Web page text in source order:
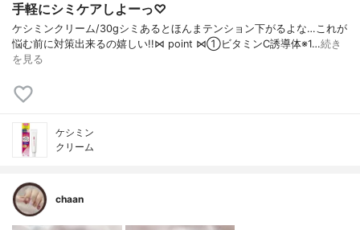
手軽にシミケアしよーっ♡
ケシミンクリーム/30g シミあるとほんまテンション下がるよな… これが
悩む前に対策出来るの嬉しい!! ⋈ point ⋈ ①ビタミンC誘導体※1…続き
を見る
ケシミン
クリーム
chaan